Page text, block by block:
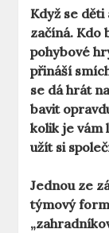
Když se děti
začíná. Kdo
pohybové
přináší
se dá hrát
bavit
kolik je vám
užít si
Jednou ze
týmový